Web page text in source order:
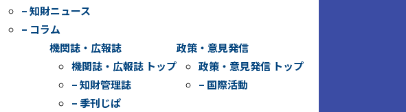
– 知財ニュース
– コラム
機関誌・広報誌
機関誌・広報誌 トップ
– 知財管理誌
– 季刊じぱ
政策・意見発信
政策・意見発信 トップ
– 国際活動